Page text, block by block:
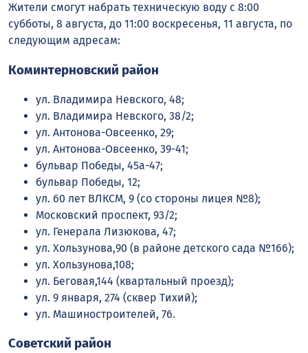
Жители смогут набрать техническую воду с 8:00
субботы, 8 августа, до 11:00 воскресенья, 11 августа, по
следующим адресам:
Коминтерновский район
ул. Владимира Невского, 48;
ул. Владимира Невского, 38/2;
ул. Антонова-Овсеенко, 29;
ул. Антонова-Овсеенко, 39-41;
бульвар Победы, 45а-47;
бульвар Победы, 12;
ул. 60 лет ВЛКСМ, 9 (со стороны лицея №8);
Московский проспект, 93/2;
ул. Генерала Лизюкова, 47;
ул. Хользунова,90 (в районе детского сада №166);
ул. Хользунова,108;
ул. Беговая,144 (квартальный проезд);
ул. 9 января, 274 (сквер Тихий);
ул. Машиностроителей, 76.
Советский район